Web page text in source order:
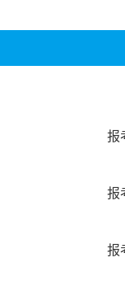
报
报
报